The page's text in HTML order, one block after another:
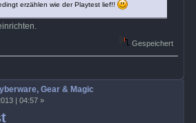
erzählen wie der Playtest lief!!
Gespeichert
Gear & Magic
| 04:57 »